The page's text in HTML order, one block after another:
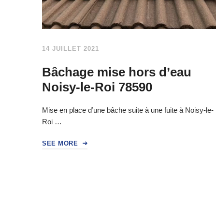
14 JUILLET 2021
Bâchage mise hors d’eau
Noisy-le-Roi 78590
Mise en place d’une bâche suite à une fuite à Noisy-le-
Roi …
SEE MORE